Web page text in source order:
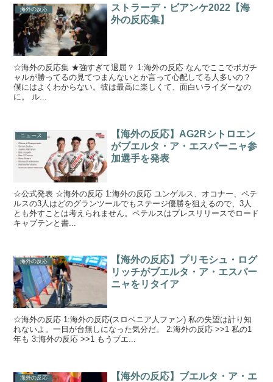
海外の反応
ストラーデ・ビアンケ2022【海
外の反応集】
☆海外の反応集 ★強すぎて退屈？ 1:海外の反応 なんでここでポガチ
ャルが勝ってるの見てつまんないとか言って心配してる人多いの？
僕にはよくわからない。彼は最高に楽しくて、面白いライダーなの
に。 ル...
ニュース
【海外の反応】AG2Rシトロエン
がブエルタ・ア・エスパーニャ参
加選手を発表
☆公式発表 ☆海外の反応 1:海外の反応 ユンゲルス、オコナー、ペテ
ルスの3人はどのグランツールでもステージ優勝を狙えるので、3人
とも外すことは考えられません。ペテルスはプレスリリースでロード
キャプテンと書...
海外の反応
【海外の反応】プリモシュ・ログ
リッチがブエルタ・ア・エスパー
ニャをリタイア
☆海外の反応 1:海外の反応(スロベニア人ファン) 私の失望は計り知
れないよ。一日が台無しになった気分だ。 2:海外の反応 >>1 私の1
年も 3:海外の反応 >>1 もうブエ...
海外の反応
【海外の反応】ブエルタ・ア・エ